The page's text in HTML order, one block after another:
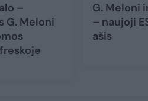
–
G. Meloni
G. Meloni
– naujoji
ašis